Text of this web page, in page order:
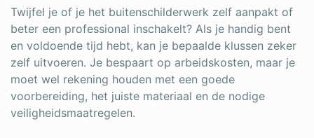
Twijfel je of je het buitenschilderwerk zelf aanpakt of
beter een professional inschakelt? Als je handig bent
en voldoende tijd hebt, kan je bepaalde klussen zeker
zelf uitvoeren. Je bespaart op arbeidskosten, maar je
moet wel rekening houden met een goede
voorbereiding, het juiste materiaal en de nodige
veiligheidsmaatregelen.